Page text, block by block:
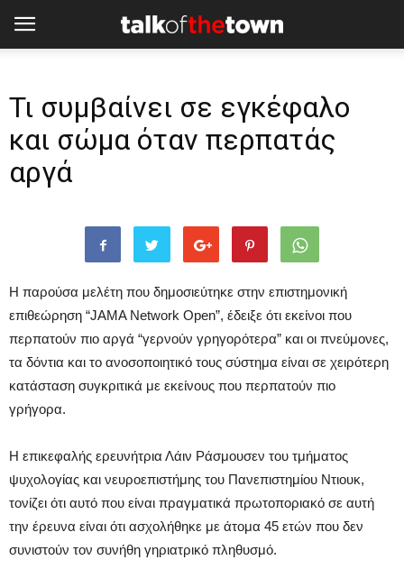
Τι συμβαίνει σε εγκέφαλο
και σώμα όταν περπατάς
αργά
Η παρούσα μελέτη που δημοσιεύτηκε στην επιστημονική
επιθεώρηση “JAMA Network Open”, έδειξε ότι εκείνοι που
περπατούν πιο αργά “γερνούν γρηγορότερα” και οι πνεύμονες,
τα δόντια και το ανοσοποιητικό τους σύστημα είναι σε χειρότερη
κατάσταση συγκριτικά με εκείνους που περπατούν πιο
γρήγορα.
Η επικεφαλής ερευνήτρια Λάιν Ράσμουσεν του τμήματος
ψυχολογίας και νευροεπιστήμης του Πανεπιστημίου Ντιουκ,
τονίζει ότι αυτό που είναι πραγματικά πρωτοποριακό σε αυτή
την έρευνα είναι ότι ασχολήθηκε με άτομα 45 ετών που δεν
συνιστούν τον συνήθη γηριατρικό πληθυσμό.